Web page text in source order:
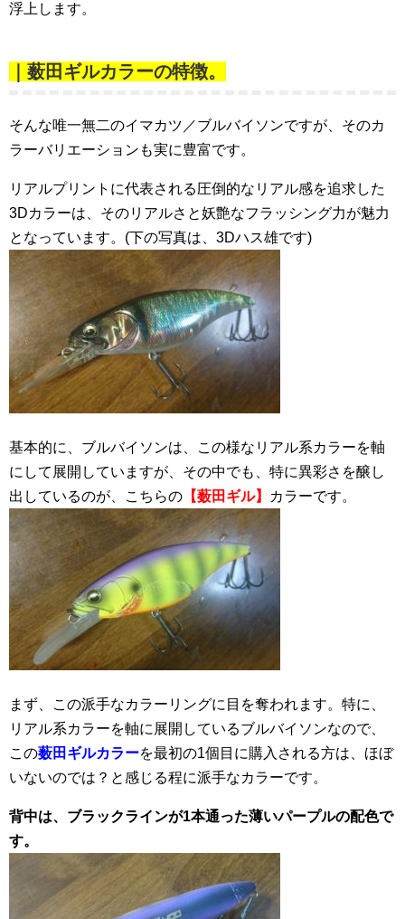
浮上します。
｜薮田ギルカラーの特徴。
そんな唯一無二のイマカツ／ブルバイソンですが、そのカ
ラーバリエーションも実に豊富です。
リアルプリントに代表される圧倒的なリアル感を追求した
3Dカラーは、そのリアルさと妖艶なフラッシング力が魅力
となっています。(下の写真は、3Dハス雄です)
基本的に、ブルバイソンは、この様なリアル系カラーを軸
にして展開していますが、その中でも、特に異彩さを醸し
出しているのが、こちらの 【薮田ギル】 カラーです。
まず、この派手なカラーリングに目を奪われます。特に、
リアル系カラーを軸に展開しているブルバイソンなので、
この薮田ギルカラーを最初の1個目に購入される方は、ほぼ
いないのでは？と感じる程に派手なカラーです。
背中は、ブラックラインが1本通った薄いパープルの配色で
す。